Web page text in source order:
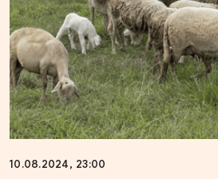
10.08.2024, 23:00